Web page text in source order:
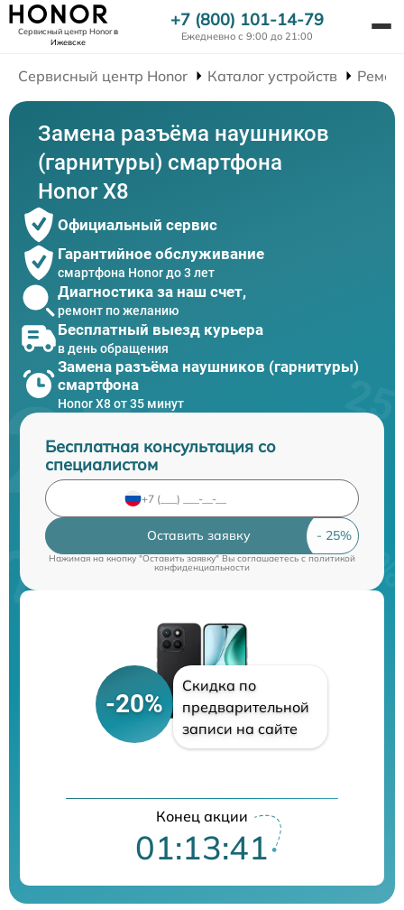
Сервисный центр Honorв
Ижевске
+7 (800) 101-14-79
Ежедневно с 9:00 до 21:00
Сервисный центр Honor Каталог устройств
Замена разъёма наушников
(гарнитуры) смартфона
Honor X8
Официальный сервис
Гарантийное обслуживание
смартфона Honor до 3 лет
Диагностика за наш счет,
ремонт по желанию
Бесплатный выезд курьера
в день обращения
Замена разъёма наушников (гарнитуры)
смартфона
Honor X8 от 35 минут
Бесплатная консультация со
специалистом
Оставить заявку
Нажимая на кнопку "Оставить заявку" Вы соглашаетесь cполитикой
конфиденциальности
-20%
Скидка по
предварительной
записи на сайте
Конец акции
01:13:40